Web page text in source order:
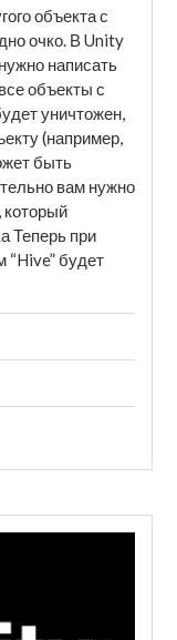
объекта с
очко. В Unity
написать
объекты с
уничтожен,
(например,
быть
вам нужно
который
Теперь при
“Hive” будет